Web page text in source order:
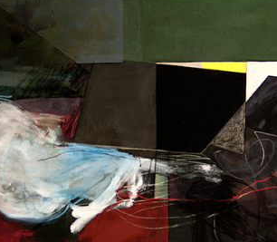
brisées
2013-2014 Champs
réflexifs & Contiguïtés
2010-2012 Racines
carrées & Croisements